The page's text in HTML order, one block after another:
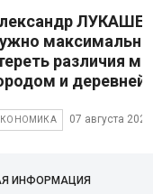
максимально
различия
и деревней
07 августа 2026
ИНФОРМАЦИЯ